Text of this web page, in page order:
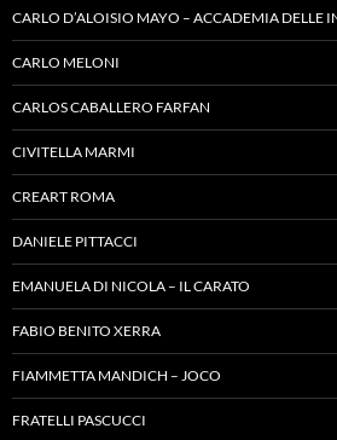
CARLO D’ALOISIO MAYO – ACCADEMIA DELLE
CARLO MELONI
CARLOS CABALLERO FARFAN
CIVITELLA MARMI
CREART ROMA
DANIELE PITTACCI
EMANUELA DI NICOLA – IL CARATO
FABIO BENITO XERRA
FIAMMETTA MANDICH – JOCO
FRATELLI PASCUCCI